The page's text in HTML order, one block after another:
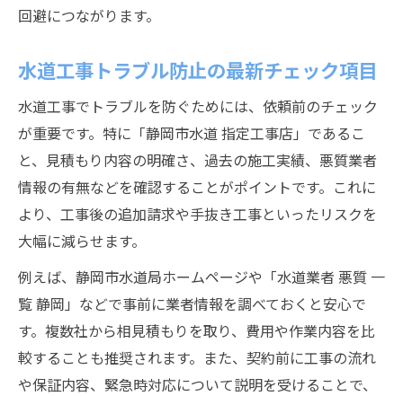
回避につながります。
水道工事トラブル防止の最新チェック項目
水道工事でトラブルを防ぐためには、依頼前のチェック
が重要です。特に「静岡市水道 指定工事店」であるこ
と、見積もり内容の明確さ、過去の施工実績、悪質業者
情報の有無などを確認することがポイントです。これに
より、工事後の追加請求や手抜き工事といったリスクを
大幅に減らせます。
例えば、静岡市水道局ホームページや「水道業者 悪質 一
覧 静岡」などで事前に業者情報を調べておくと安心で
す。複数社から相見積もりを取り、費用や作業内容を比
較することも推奨されます。また、契約前に工事の流れ
や保証内容、緊急時対応について説明を受けることで、